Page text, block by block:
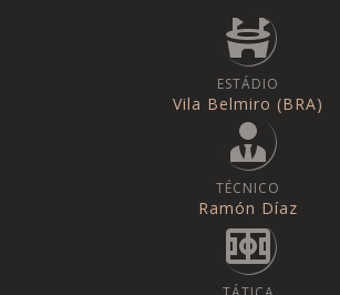
ESTÁDIO
Vila Belmiro (BRA)
TÉCNICO
Ramón Díaz